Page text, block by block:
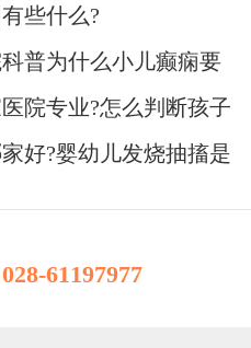
些什么?
普为什么小儿癫痫要
院专业?怎么判断孩子
好?婴幼儿发烧抽搐是
028-61197977